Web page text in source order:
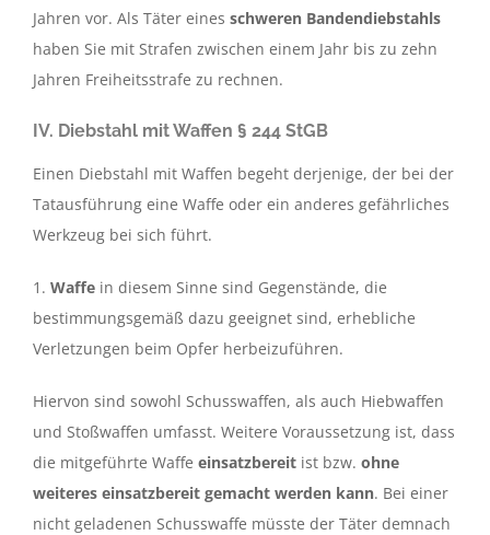
Jahren vor. Als Täter eines schweren Bandendiebstahls
haben Sie mit Strafen zwischen einem Jahr bis zu zehn
Jahren Freiheitsstrafe zu rechnen.
IV. Diebstahl mit Waffen § 244 StGB
Einen Diebstahl mit Waffen begeht derjenige, der bei der
Tatausführung eine Waffe oder ein anderes gefährliches
Werkzeug bei sich führt.
1. Waffe in diesem Sinne sind Gegenstände, die
bestimmungsgemäß dazu geeignet sind, erhebliche
Verletzungen beim Opfer herbeizuführen.
Hiervon sind sowohl Schusswaffen, als auch Hiebwaffen
und Stoßwaffen umfasst. Weitere Voraussetzung ist, dass
die mitgeführte Waffe einsatzbereit ist bzw. ohne
weiteres einsatzbereit gemacht werden kann. Bei einer
nicht geladenen Schusswaffe müsste der Täter demnach